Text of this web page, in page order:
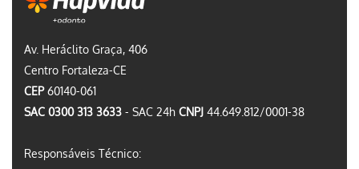
Av. Heráclito Graça, 406
Centro Fortaleza-CE
CEP60140-061
SAC 0300 313 3633 - SAC 24h CNPJ 44.649.812/0001-38
Responsáveis Técnico: